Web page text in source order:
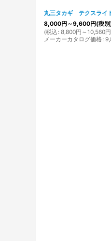
丸三タカギ テクスラ
8,000円 ～9,600円(税
(税込 : 8,800円 ～10,560円
メーカーカタログ価格: